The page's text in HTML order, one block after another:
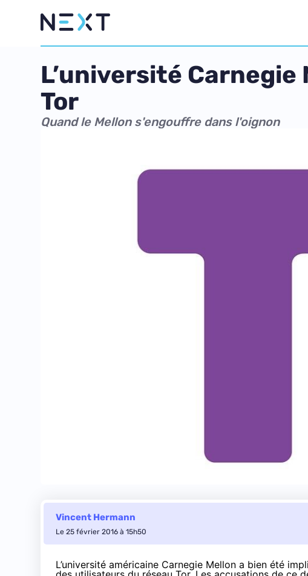
L’université
Tor
Quand le Mellon s'engouffre dans l'oignon
Vincent Hermann
Le 25 février 2016 à 15h50
L’université américaine Carnegie Mellon a bien été